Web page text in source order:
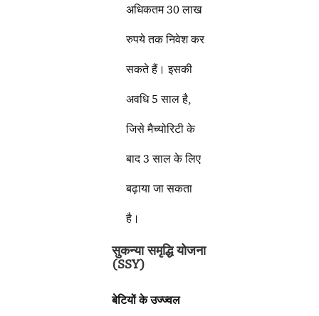
अधिकतम 30 लाख
रुपये तक निवेश कर
सकते हैं। इसकी
अवधि 5 साल है,
जिसे मैच्योरिटी के
बाद 3 साल के लिए
बढ़ाया जा सकता
है।
सुकन्या समृद्धि योजना
(SSY)
बेटियों के उज्ज्वल